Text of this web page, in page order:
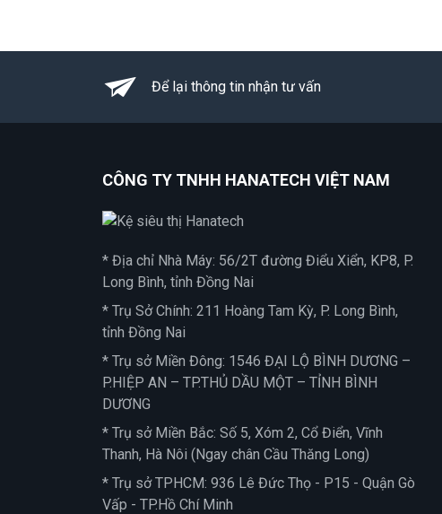
Để lại thông tin nhận tư vấn
CÔNG TY TNHH HANATECH VIỆT NAM
* Địa chỉ Nhà Máy: 56/2T đường Điểu Xiển, KP8, P.
Long Bình, tỉnh Đồng Nai
* Trụ Sở Chính: 211 Hoàng Tam Kỳ, P. Long Bình,
tỉnh Đồng Nai
* Trụ sở Miền Đông: 1546 ĐẠI LỘ BÌNH DƯƠNG –
P.HIỆP AN – TP.THỦ DẦU MỘT – TỈNH BÌNH
DƯƠNG
* Trụ sở Miền Bắc: Số 5, Xóm 2, Cổ Điển, Vĩnh
Thanh, Hà Nôi (Ngay chân Cầu Thăng Long)
* Trụ sở TPHCM: 936 Lê Đức Thọ - P15 - Quận Gò
Vấp - TP.Hồ Chí Minh